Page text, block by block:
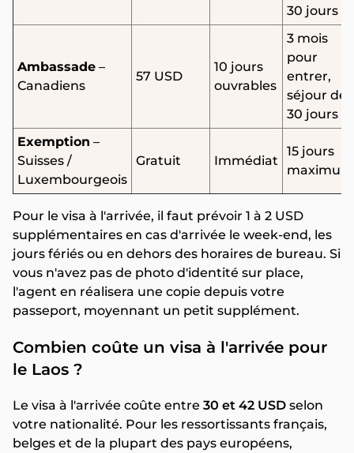
30 jours
Ambassade –
Canadiens
57 USD
10 jours
ouvrables
3 mois
pour
entrer,
séjour de
30 jours
Exemption –
Suisses /
Luxembourgeois
Gratuit Immédiat
15 jours
maximum
Pour le visa à l'arrivée, il faut prévoir 1 à 2 USD
supplémentaires en cas d'arrivée le week-end, les
jours fériés ou en dehors des horaires de bureau. Si
vous n'avez pas de photo d'identité sur place,
l'agent en réalisera une copie depuis votre
passeport, moyennant un petit supplément.
Combien coûte un visa à l'arrivée pour
le Laos ?
Le visa à l'arrivée coûte entre 30 et 42 USD selon
votre nationalité. Pour les ressortissants français,
belges et de la plupart des pays européens,